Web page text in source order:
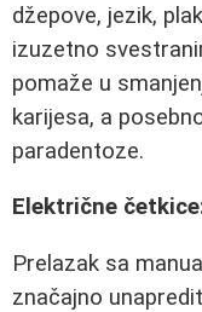
džepove, jezik,
izuzetno
pomaže u
karijesa, a
paradentoze.
Električne
Prelazak sa
značajno